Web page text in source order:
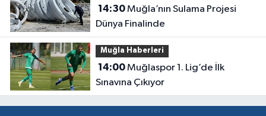
14:30Muğla’nın Sulama Projesi
Dünya Finalinde
Muğla Haberleri
14:00Muğlaspor 1. Lig’de İlk
Sınavına Çıkıyor